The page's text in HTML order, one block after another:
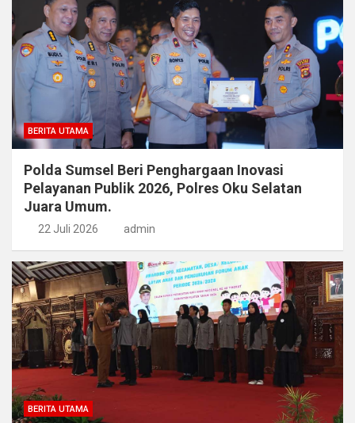
BERITA UTAMA
Polda Sumsel Beri Penghargaan Inovasi
Pelayanan Publik 2026, Polres Oku Selatan
Juara Umum.
22 Juli 2026 admin
BERITA UTAMA